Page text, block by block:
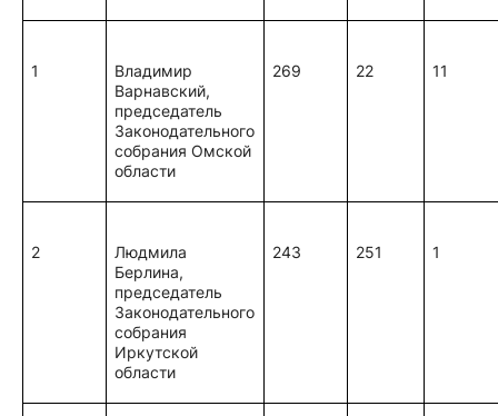
1
Владимир
Варнавский,
председатель
Законодательного
собрания Омской
области
269 22 11
2
Людмила
Берлина,
председатель
Законодательного
собрания
Иркутской
области
243 251 1